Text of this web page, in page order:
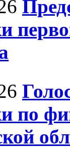
по